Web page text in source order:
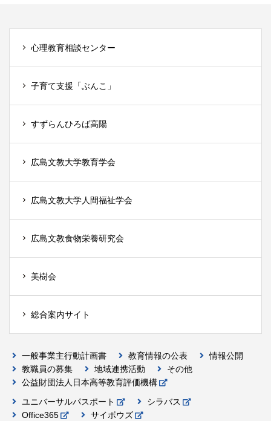
心理教育相談センター
子育て支援「ぶんこ」
すずらんひろば高陽
広島文教大学教育学会
広島文教大学人間福祉学会
広島文教食物栄養研究会
美樹会
総合案内サイト
一般事業主行動計画書 教育情報の公表
情報公開
教職員の募集
地域連携活動
その他
公益財団法人日本高等教育評価機構
ユニバーサルパスポート
シラバス
Office365
サイボウズ